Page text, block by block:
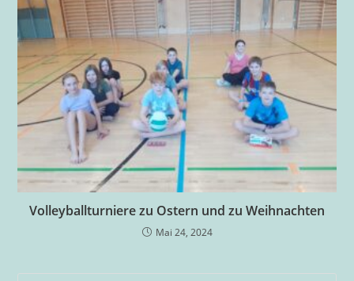
Volleyballturniere zu Ostern und zu Weihnachten
Mai 24, 2024